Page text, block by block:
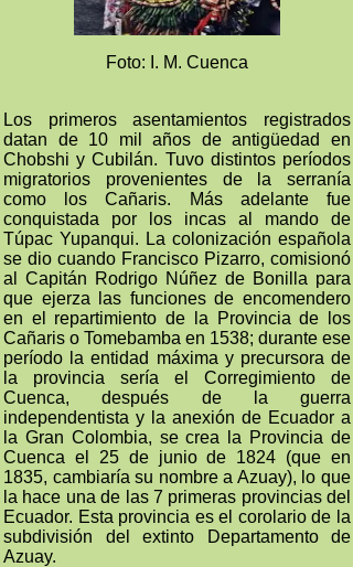
Los primeros asentamientos registrados
datan de 10 mil años de antigüedad en
Chobshi y Cubilán. Tuvo distintos períodos
migratorios provenientes de la serranía
como los Cañaris. Más adelante fue
conquistada por los incas al mando de
Túpac Yupanqui. La colonización española
se dio cuando Francisco Pizarro, comisionó
al Capitán Rodrigo Núñez de Bonilla para
que ejerza las funciones de encomendero
en el repartimiento de la Provincia de los
Cañaris o Tomebamba en 1538; durante ese
período la entidad máxima y precursora de
la provincia sería el Corregimiento de
Cuenca, después de la guerra
independentista y la anexión de Ecuador a
la Gran Colombia, se crea la Provincia de
Cuenca el 25 de junio de 1824 (que en
1835, cambiaría su nombre a Azuay), lo que
la hace una de las 7 primeras provincias del
Ecuador. Esta provincia es el corolario de la
subdivisión del extinto Departamento de
Azuay.
Foto: I. M. Cuenca